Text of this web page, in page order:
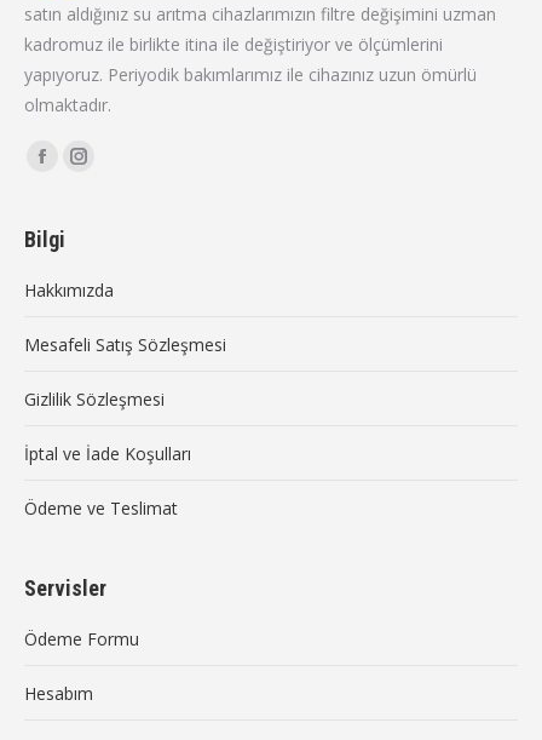
satın aldığınız su arıtma cihazlarımızın filtre değişimini uzman
kadromuz ile birlikte itina ile değiştiriyor ve ölçümlerini
yapıyoruz. Periyodik bakımlarımız ile cihazınız uzun ömürlü
olmaktadır.
Find us on:
Facebook
opens
new
Instagram
new
Bilgi
Hakkımızda
Mesafeli Satış Sözleşmesi
Gizlilik Sözleşmesi
İptal ve İade Koşulları
Ödeme ve Teslimat
Servisler
Ödeme Formu
Hesabım